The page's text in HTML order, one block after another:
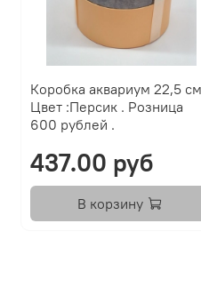
Коробка аквариум 22,5 см
Цвет :Персик . Розница
600 рублей .
437.00 руб
В корзину